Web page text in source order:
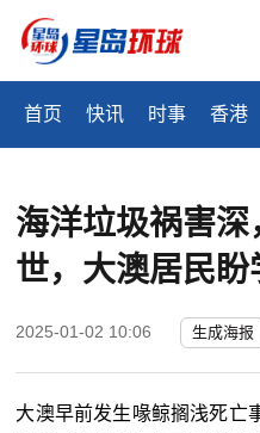
首页 快讯 时事 香港
海洋垃圾祸害
世，大澳居民
2025-01-02 10:06 生成海报
大澳早前发生喙鲸搁浅死亡